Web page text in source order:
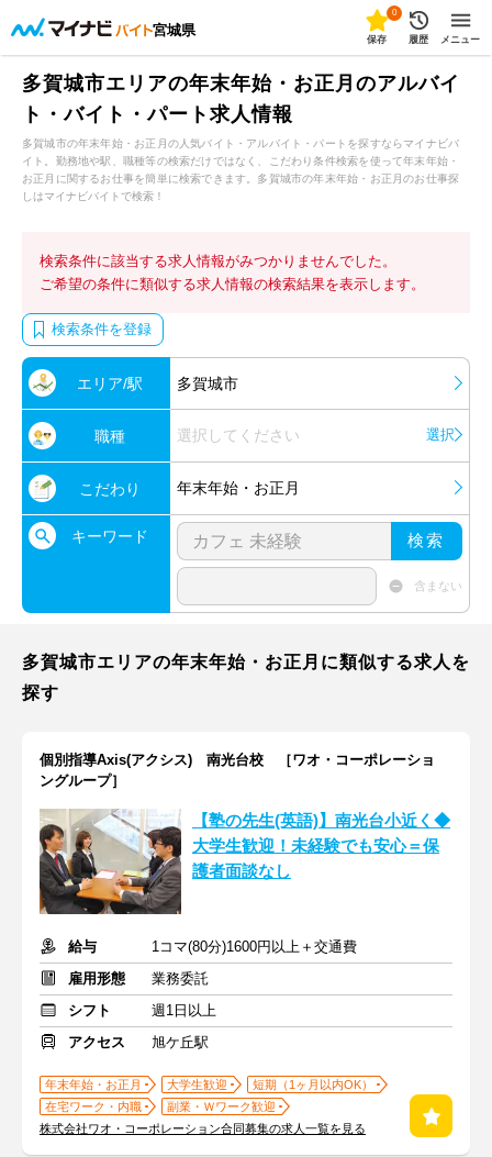
宮城県
0
保存 履歴 メニュー
多賀城市エリアの年末年始・お正月のアルバイ
ト・バイト・パート求人情報
多賀城市の年末年始・お正月の人気バイト・アルバイト・パートを探すならマイナビバ
イト。勤務地や駅、職種等の検索だけではなく、こだわり条件検索を使って年末年始・
お正月に関するお仕事を簡単に検索できます。多賀城市の年末年始・お正月のお仕事探
しはマイナビバイトで検索！
検索条件に該当する求人情報がみつかりませんでした。
ご希望の条件に類似する求人情報の検索結果を表示します。
検索条件を登録
エリア/駅 多賀城市
職種 選択してください 選択
こだわり 年末年始・お正月
キーワード 検索
含まない
多賀城市エリアの年末年始・お正月に類似する求人を
探す
個別指導Axis(アクシス) 南光台校 ［ワオ・コーポレーショ
ングループ］
【塾の先生(英語)】南光台小近く◆
大学生歓迎！未経験でも安心＝保
護者面談なし
給与
1コマ(80分)1600円以上＋交通費
雇用形態
業務委託
シフト
週1日以上
アクセス
旭ケ丘駅
年末年始・お正月 大学生歓迎
短期（1ヶ月以内OK）
在宅ワーク・内職
副業・Ｗワーク歓迎
株式会社ワオ・コーポレーション合同募集の求人一覧を見る